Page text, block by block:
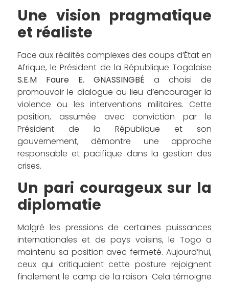
Une vision pragmatique
et réaliste
Face aux réalités complexes des coups d’État en
Afrique, le Président de la République Togolaise
S.E.M Faure E. GNASSINGBÉ a choisi de
promouvoir le dialogue au lieu d’encourager la
violence ou les interventions militaires. Cette
position, assumée avec conviction par le
Président de la République et son
gouvernement, démontre une approche
responsable et pacifique dans la gestion des
crises.
Un pari courageux sur la
diplomatie
Malgré les pressions de certaines puissances
internationales et de pays voisins, le Togo a
maintenu sa position avec fermeté. Aujourd’hui,
ceux qui critiquaient cette posture rejoignent
finalement le camp de la raison. Cela témoigne